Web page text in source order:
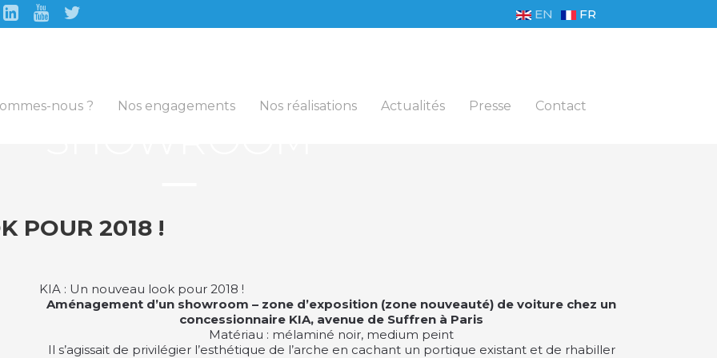
EN FR
nous ? Nos engagements Nos réalisations Actualités Presse Contact
POUR 2018 !
KIA : Un nouveau look pour 2018 !
Aménagement d’un showroom – zone d’exposition (zone nouveauté) de voiture chez un
concessionnaire KIA, avenue de Suffren à Paris
Matériau : mélaminé noir, medium peint
Il s’agissait de privilégier l’esthétique de l’arche en cachant un portique existant et de rhabiller